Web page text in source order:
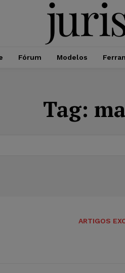
Fórum Modelos
Tag:
ARTIGOS